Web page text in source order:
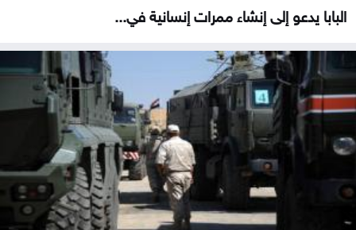
البابا يدعو إلى إنشاء ممرات إنسانية في...